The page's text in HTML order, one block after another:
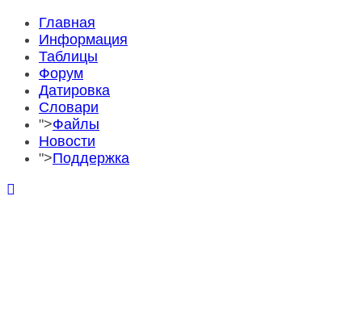
Главная
Информация
Таблицы
Форум
Датировка
Словари
">Файлы
Новости
">Поддержка